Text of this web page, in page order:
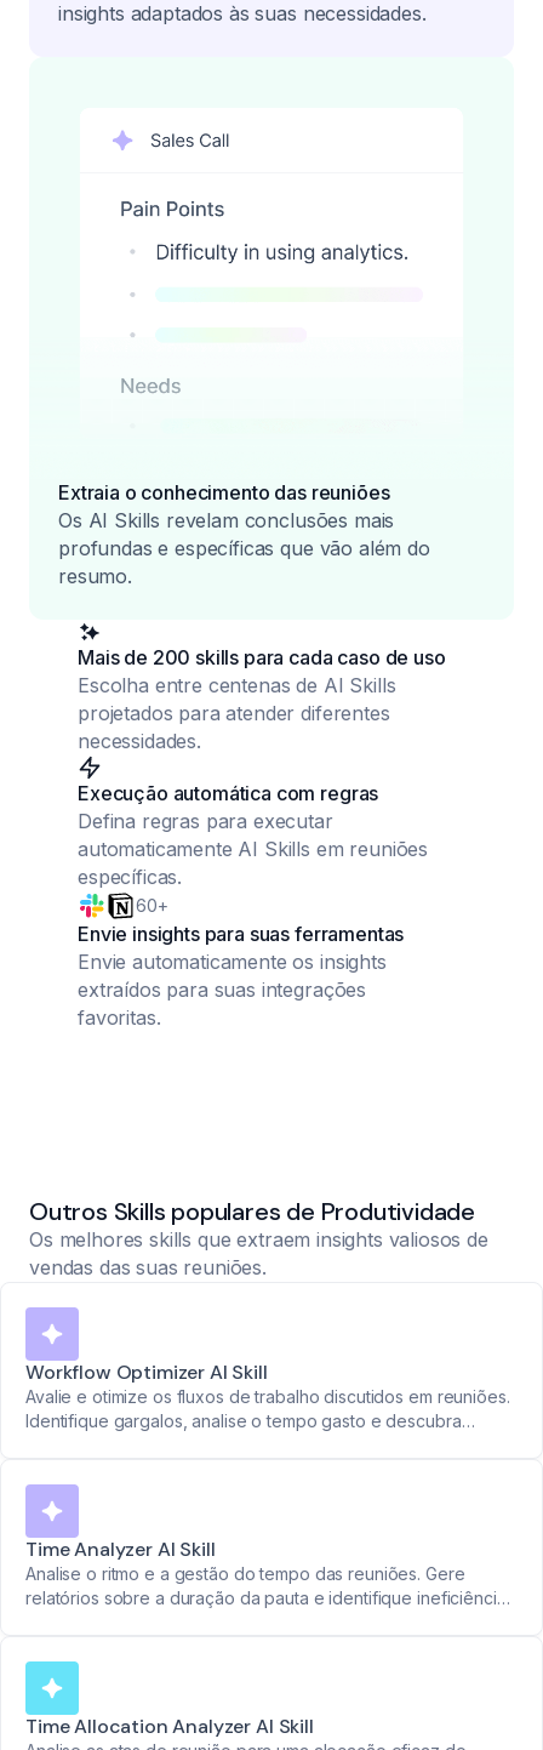
insights adaptados às suas necessidades.
Extraia o conhecimento das reuniões
Os AI Skills revelam conclusões mais
profundas e específicas que vão além do
resumo.
Mais de 200 skills para cada caso de uso
Escolha entre centenas de AI Skills
projetados para atender diferentes
necessidades.
Execução automática com regras
Defina regras para executar
automaticamente AI Skills em reuniões
específicas.
60+
Envie insights para suas ferramentas
Envie automaticamente os insights
extraídos para suas integrações
favoritas.
Outros Skills populares de Produtividade
Os melhores skills que extraem insights valiosos de
vendas das suas reuniões.
Workflow Optimizer AI Skill
Avalie e otimize os fluxos de trabalho discutidos em reuniões.
Identifique gargalos, analise o tempo gasto e descubra
Time Analyzer AI Skill
Analise o ritmo e a gestão do tempo das reuniões. Gere
relatórios sobre a duração da pauta e identifique ineficiências
Time Allocation Analyzer AI Skill